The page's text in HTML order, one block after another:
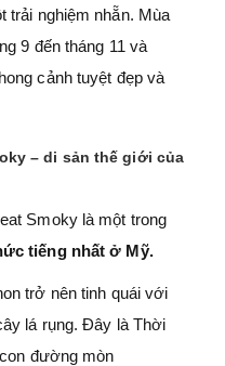
trải nghiệm nhẵn. Mùa
9 đến tháng 11 và
cảnh tuyệt đẹp và
– di sản thế giới của
Smoky là một trong
tiếng nhất ở Mỹ.
trở nên tinh quái với
lá rụng. Đây là Thời
đường mòn